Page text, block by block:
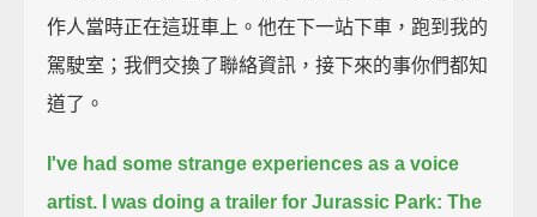
作人當時正在這班車上。他在下一站下車，跑到我的
駕駛室；我們交換了聯絡資訊，接下來的事你們都知
道了。
I've had some strange experiences as a voice
artist.
I was doing a trailer for Jurassic Park: The